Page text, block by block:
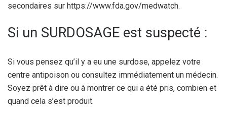
secondaires sur https://www.fda.gov/medwatch.
Si un SURDOSAGE est suspecté :
Si vous pensez qu’il y a eu une surdose, appelez votre
centre antipoison ou consultez immédiatement un médecin.
Soyez prêt à dire ou à montrer ce qui a été pris, combien et
quand cela s’est produit.